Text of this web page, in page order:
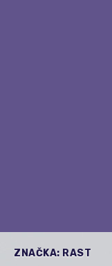
ZNAČKA: RAST